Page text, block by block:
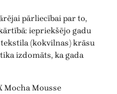
pārliecībai par to,
iepriekšējo gadu
(kokvilnas) krāsu
izdomāts, ka gada
Mocha Mousse